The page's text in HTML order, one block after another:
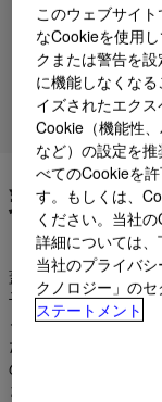
製品
各種サポート
製品グループ
乳幼児ケ
蓋付きカップ。輪形
子どもの成長過程で
る必需品のほんの一
たいと思うものであ
の製品を開発したい
コーンエラストマー
このウェブサイ
なCookieを使用
クまたは警告を
に機能しなくな
イズされたエク
Cookie（機能性
など）の設定を
べてのCookieを
す。もしくは、
ください。当社
詳細については、
当社のプライバ
クノロジー」のセ
ステートメント